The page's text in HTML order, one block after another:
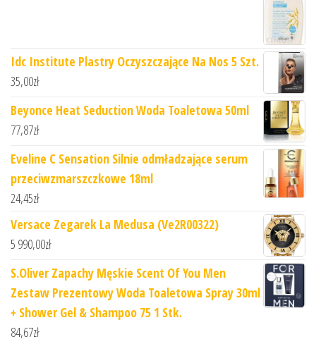
Idc Institute Plastry Oczyszczające Na Nos 5 Szt.
35,00zł
Beyonce Heat Seduction Woda Toaletowa 50ml
77,87zł
Eveline C Sensation Silnie odmładzające serum
przeciwzmarszczkowe 18ml
24,45zł
Versace Zegarek La Medusa (Ve2R00322)
5 990,00zł
S.Oliver Zapachy Męskie Scent Of You Men
Zestaw Prezentowy Woda Toaletowa Spray 30ml
+ Shower Gel & Shampoo 75 1 Stk.
84,67zł